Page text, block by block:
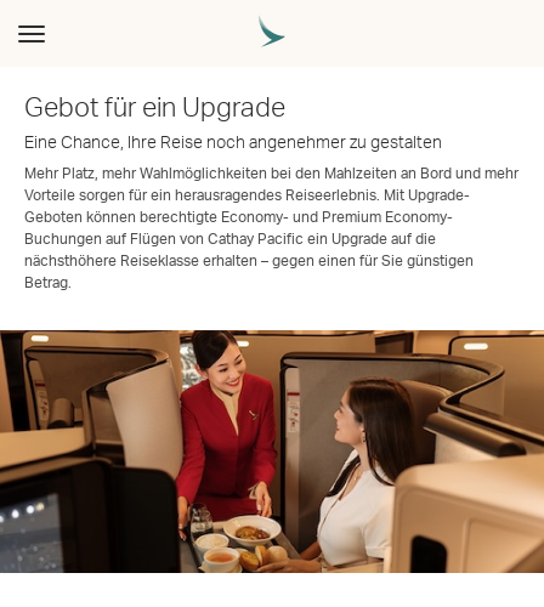
Toggle
Gebot für ein Upgrade
Eine Chance, Ihre Reise noch angenehmer zu gestalten
Mehr Platz, mehr Wahlmöglichkeiten bei den Mahlzeiten an Bord und mehr
Vorteile sorgen für ein herausragendes Reiseerlebnis. Mit Upgrade-
Geboten können berechtigte Economy- und Premium Economy-
Buchungen auf Flügen von Cathay Pacific ein Upgrade auf die
nächsthöhere Reiseklasse erhalten – gegen einen für Sie günstigen
Betrag.